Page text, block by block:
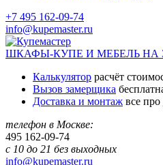
+7 495 162-09-74
info@kupemaster.ru
ШКАФЫ-КУПЕ И МЕБЕЛЬ НА
Калькулятор расчёт
Вызов замерщика
Доставка и монтаж все
телефон в Москве:
495 162-09-74
с 10 до 21 без выходных
info@kupemaster.ru